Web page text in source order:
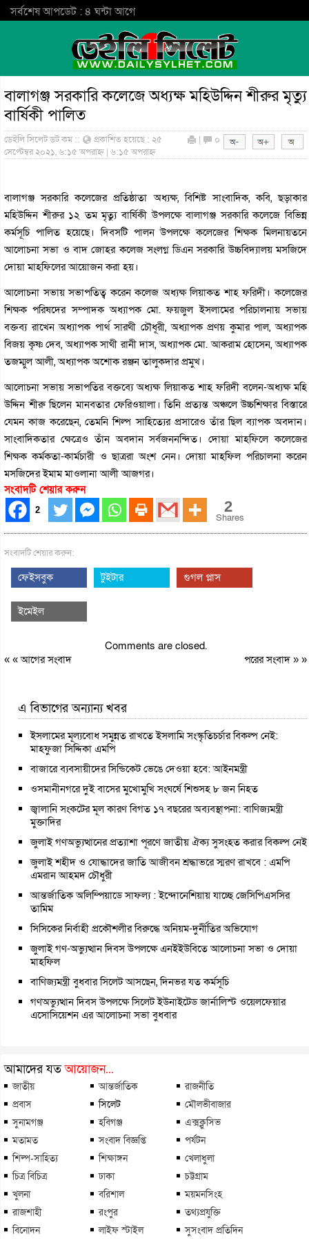
সর্বশেষ আপডেট : ৪ ঘন্টা আগে
বালাগঞ্জ সরকারি কলেজে অধ্যক্ষ মহিউদ্দিন শীরুর মৃত্যু
বার্ষিকী পালিত
ডেইলি সিলেট ডট কম ::
প্রকাশিত হয়েছে : ২৫
সেপ্টেম্বর ২০২১, ৬:১৫ অপরাহ্ন | ৬:১৫ অপরাহ্ন
| ০
বালাগঞ্জ সরকারি কলেজের প্রতিষ্ঠাতা অধ্যক্ষ, বিশিষ্ট সাংবাদিক, কবি, ছড়াকার
মহিউদ্দিন শীরুর ১২ তম মৃত্যু বার্ষিকী উপলক্ষে বালাগঞ্জ সরকারি কলেজে বিভিন্ন
কর্মসূচি পালিত হয়েছে। দিবসটি পালন উপলক্ষে কলেজের শিক্ষক মিলনায়তনে
আলোচনা সভা ও বাদ জোহর কলেজ সংলগ্ন ডিএন সরকারি উচ্চবিদ্যালয় মসজিদে
দোয়া মাহফিলের আয়োজন করা হয়।
আলোচনা সভায় সভাপতিত্ব করেন কলেজ অধ্যক্ষ লিয়াকত শাহ ফরিদী। কলেজের
শিক্ষক পরিষদের সম্পাদক অধ্যাপক মো. ফয়জুল ইসলামের পরিচালনায় সভায়
বক্তব্য রাখেন অধ্যাপক পার্থ সারথী চৌধূরী, অধ্যাপক প্রণয় কুমার পাল, অধ্যাপক
বিজয় কৃষ্ণ দেব, অধ্যাপক সাথী রানী দাস, অধ্যাপক মো. আকরাম হোসেন, অধ্যাপক
তজম্মুল আলী, অধ্যাপক অশোক রঞ্জন তালুকদার প্রমুখ।
আলোচনা সভায় সভাপতির বক্তব্যে অধ্যক্ষ লিয়াকত শাহ ফরিদী বলেন-অধ্যক্ষ মহি
উদ্দিন শীরু ছিলেন মানবতার ফেরিওয়ালা। তিনি প্রত্যন্ত অঞ্চলে উচ্চশিক্ষার বিস্তারে
যেমন কাজ করেছেন, তেমনি শিল্প সাহিত্যের প্রসারেও তাঁর ছিল ব্যাপক অবদান।
সাংবাদিকতার ক্ষেত্রেও তাঁন অবদান সর্বজননন্দিত। দোয়া মাহফিলে কলেজের
শিক্ষক কর্মকতা-কার্মচারী ও ছাত্ররা অংশ নেন। দোয়া মাহফিল পরিচালনা করেন
মসজিদের ইমাম মাওলানা আলী আজগর।
সংবাদটি শেয়ার করুন
2 2
Shares
সংবাদটি শেয়ার করুন:
ফেইসবুক টুইটার গুগল প্লাস
ইমেইল
Comments are closed.
« «আগের সংবাদ পরের সংবাদ» »
এ বিভাগের অন্যান্য খবর
ইসলামের মূল্যবোধ সমুন্নত রাখতে ইসলামি সংস্কৃতিচর্চার বিকল্প নেই:
মাহফুজা সিদ্দিকা এমপি
বাজারে ব্যবসায়ীদের সিন্ডিকেট ভেঙে দেওয়া হবে: আইনমন্ত্রী
ওসমানীনগরে দুই বাসের মুখোমুখি সংঘর্ষে শিশুসহ ৮ জন নিহত
জ্বালানি সংকটের মূল কারণ বিগত ১৭ বছরের অব্যবস্থাপনা: বাণিজ্যমন্ত্রী
মুক্তাদির
জুলাই গণঅভ্যুত্থানের প্রত্যাশা পূরণে জাতীয় ঐক্য সুসংহত করার বিকল্প নেই
জুলাই শহীদ ও যোদ্ধাদের জাতি আজীবন শ্রদ্ধাভরে স্মরণ রাখবে : এমপি
এমরান আহমদ চৌধুরী
আন্তর্জাতিক অলিম্পিয়াডে সাফল্য : ইন্দোনেশিয়ায় যাচ্ছে জেসিপিএসসির
তামিম
সিসিকের নির্বাহী প্রকৌশলীর বিরুদ্ধে অনিয়ম-দুর্নীতির অভিযোগ
জুলাই গণ-অভ্যুত্থান দিবস উপলক্ষে এনইইউবিতে আলোচনা সভা ও দোয়া
মাহফিল
বাণিজ্যমন্ত্রী বুধবার সিলেট আসছেন, দিনভর যত কর্মসূচি
গণঅভ্যুত্থান দিবস উপলক্ষে সিলেট ইউনাইটেড জার্নালিস্ট ওয়েলফেয়ার
এসোসিয়েশন এর আলোচনা সভা বুধবার
আমাদের যতআয়োজন...
জাতীয় আন্তর্জাতিক
রাজনীতি
প্রবাস
সিলেট
মৌলভীবাজার
সুনামগঞ্জ
হবিগঞ্জ
এক্সক্লুসিভ
মতামত
সংবাদ বিজ্ঞপ্তি
পর্যটন
শিল্প-সাহিত্য
শিক্ষাঙ্গন
খেলাধুলা
চিত্র বিচিত্র
ঢাকা
চট্টগ্রাম
খুলনা
বরিশাল
ময়মনসিংহ
রাজশাহী
রংপুর
তথ্যপ্রযুক্তি
বিনোদন
লাইফ স্টাইল সুসংবাদ প্রতিদিন